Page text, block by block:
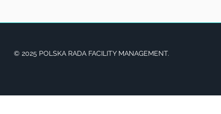
© 2025 POLSKA RADA FACILITY MANAGEMENT.